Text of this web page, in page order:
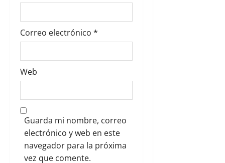
s
Correo electrónico *
Web
Guarda mi nombre, correo
electrónico y web en este
navegador para la próxima
vez que comente.